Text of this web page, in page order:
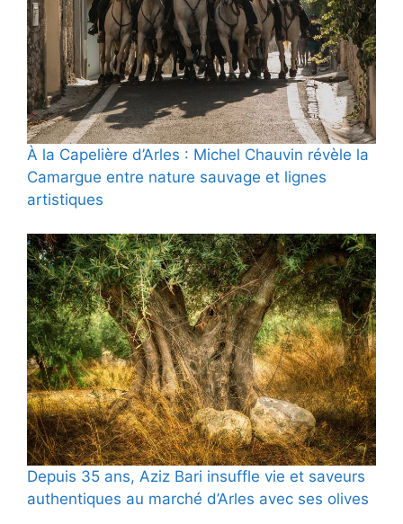
À la Capelière d’Arles : Michel Chauvin révèle la
Camargue entre nature sauvage et lignes
artistiques
Depuis 35 ans, Aziz Bari insuffle vie et saveurs
authentiques au marché d’Arles avec ses olives